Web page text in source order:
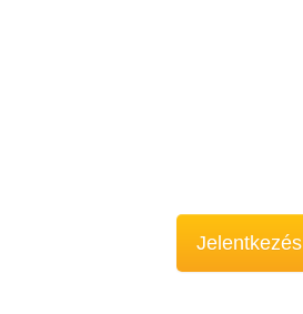
Jelentkezés